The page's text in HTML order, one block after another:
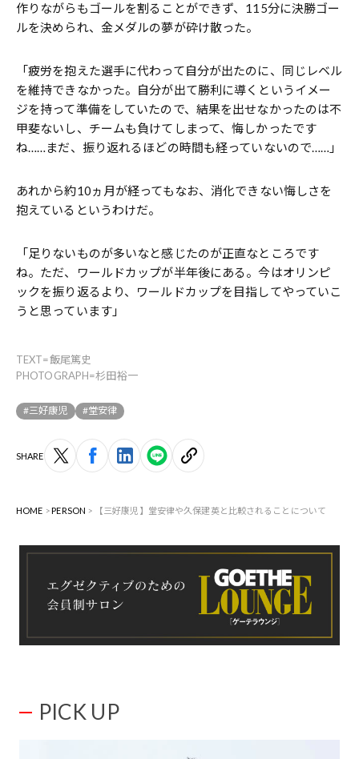
作りながらもゴールを割ることができず、115分に決勝ゴー
ルを決められ、金メダルの夢が砕け散った。
「疲労を抱えた選手に代わって自分が出たのに、同じレベル
を維持できなかった。自分が出て勝利に導くというイメー
ジを持って準備をしていたので、結果を出せなかったのは不
甲斐ないし、チームも負けてしまって、悔しかったです
ね……まだ、振り返れるほどの時間も経っていないので……」
あれから約10ヵ月が経ってもなお、消化できない悔しさを
抱えているというわけだ。
「足りないものが多いなと感じたのが正直なところです
ね。ただ、ワールドカップが半年後にある。今はオリンピ
ックを振り返るより、ワールドカップを目指してやっていこ
うと思っています」
TEXT=飯尾篤史
PHOTOGRAPH=杉田裕一
#三好康児 #堂安律
SHARE
HOME PERSON 【三好康児】堂安律や久保建英と比較されることについて
PICK UP